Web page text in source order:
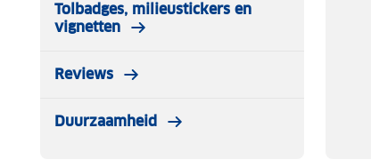
Tolbadges, milieustickers en
vignetten
Reviews
Duurzaamheid